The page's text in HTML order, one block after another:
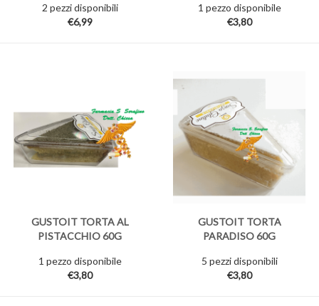
2 pezzi disponibili
€6,99
1 pezzo disponibile
€3,80
GUSTOIT TORTA AL
PISTACCHIO 60G
1 pezzo disponibile
€3,80
GUSTOIT TORTA
PARADISO 60G
5 pezzi disponibili
€3,80